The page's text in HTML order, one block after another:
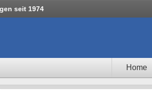
seit 1974
Home